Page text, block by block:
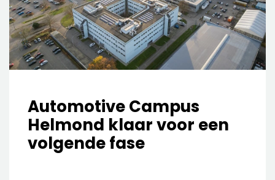
Automotive Campus
Helmond klaar voor een
volgende fase